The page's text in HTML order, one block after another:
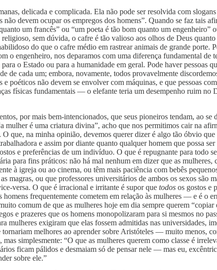
delicada e complicada. Ela não pode ser resolvida com
devem ocupar os empregos dos homens”. Quando se faz tais
um francês” ou “um poeta é tão bom quanto um engenheiro”
sem dúvida, o cafre é tão valioso aos olhos de Deus
do que o cafre médio em rastrear animais de grande porte.
o engenheiro, nos deparamos com uma diferença fundamental
o Estado ou para a humanidade em geral. Pode haver pessoas
cada um; embora, novamente, todos provavelmente
poéticos não devem se envolver com máquinas, e que pessoas
físicas fundamentais — o elefante teria um desempenho ruim no
por mais bem-intencionados, que seus pioneiros tendam, ao
é uma criatura divina”, acho que nos permitimos cair na
que, na minha opinião, devemos querer dizer é algo tão óbvio que
e assim por diante quanto qualquer homem que possa
e preferências de um indivíduo. O que é repugnante para todo
para fins práticos: não há mal nenhum em dizer que as mulheres,
à igreja ou ao cinema, ou têm mais paciência com bebês
magras, ou que professores universitários de ambos os sexos são
versa. O que é irracional e irritante é supor que todos os gostos e
frequentemente cometem em relação às mulheres — e é o
comum de que as mulheres hoje em dia sempre querem
e prazeres que os homens monopolizaram para si mesmos no
exigiram que elas fossem admitidas nas universidades,
tornariam melhores ao aprender sobre Aristóteles — muito menos,
simplesmente: “O que as mulheres querem como classe é
ficam pálidos e desmaiam só de pensar nele — mas eu,
sobre ele.”